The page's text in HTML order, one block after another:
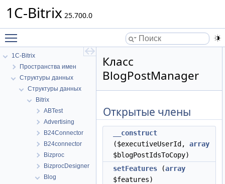
1C-Bitrix 25.700.0
1C-Bitrix
Пространства имен
Структуры данных
Структуры данных
Bitrix
ABTest
Advertising
B24Connector
B24connector
Bizproc
BizprocDesigner
Blog
Класс
BlogPostManager
Открытые члены
__construct
($executiveUserId, array
$blogPostIdsToCopy)
setFeatures (array
$features)